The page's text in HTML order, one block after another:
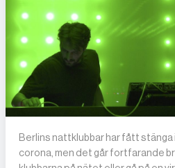
Berlins nattklubbar har fått stänga
corona, men det går fortfarande